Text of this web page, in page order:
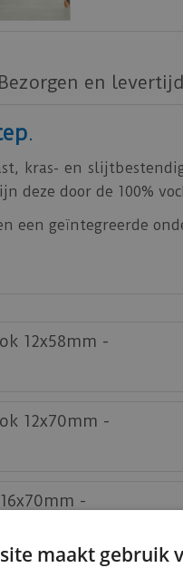
Bezorgen en levertijd
.
kras- en
door de 100%
een geïntegreerde
12x58mm -
12x70mm -
-
maakt gebruik